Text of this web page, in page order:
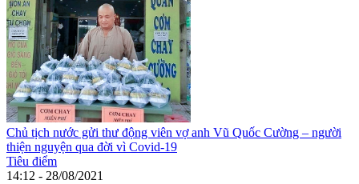
Chủ tịch nước gửi thư động viên vợ anh Vũ Quốc Cường – người
thiện nguyện qua đời vì Covid-19
Tiêu điểm
14:12 - 28/08/2021